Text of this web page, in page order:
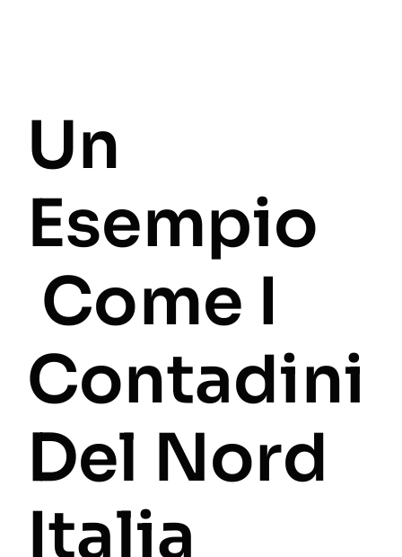
Un
Esempio
Come I
Contadini
Del Nord
Italia